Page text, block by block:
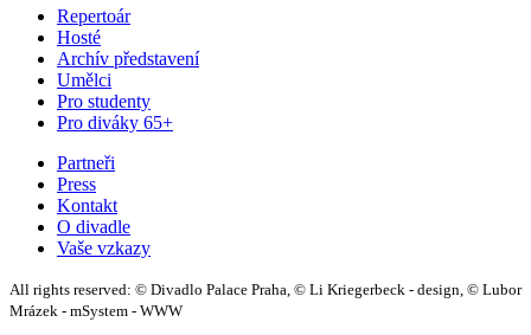
Repertoár
Hosté
Archív představení
Umělci
Pro studenty
Pro diváky 65+
Partneři
Press
Kontakt
O divadle
Vaše vzkazy
All rights reserved: © Divadlo Palace Praha, © Li Kriegerbeck - design, © Lubor
Mrázek - mSystem - WWW